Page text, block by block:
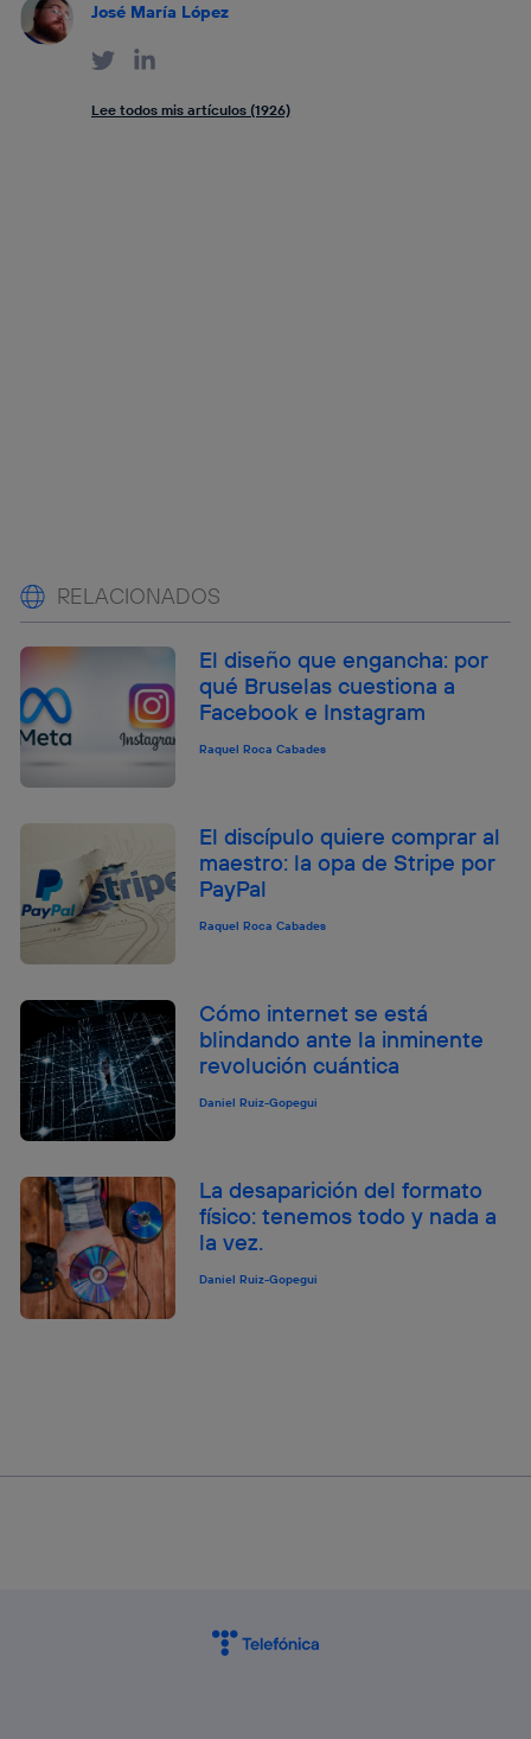
José María López
Lee todos mis artículos (1926)
RELACIONADOS
El diseño que engancha: por
qué Bruselas cuestiona a
Facebook e Instagram
Raquel Roca Cabades
El discípulo quiere comprar al
maestro: la opa de Stripe por
PayPal
Raquel Roca Cabades
Cómo internet se está
blindando ante la inminente
revolución cuántica
Daniel Ruiz-Gopegui
La desaparición del formato
físico: tenemos todo y nada a
la vez.
Daniel Ruiz-Gopegui